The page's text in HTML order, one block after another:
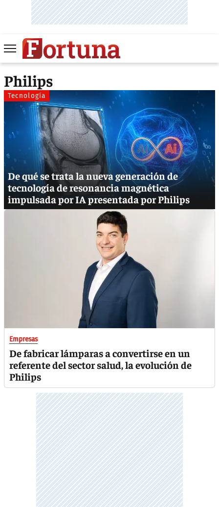
Philips
Tecnología
De qué se trata la nueva generación de
tecnología de resonancia magnética
impulsada por IA presentada por Philips
Empresas
De fabricar lámparas a convertirse en un
referente del sector salud, la evolución de
Philips